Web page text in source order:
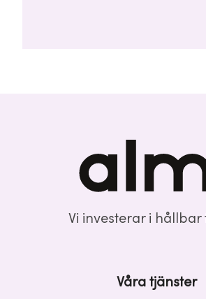
Vi investerar i hållbar
Våra tjänster